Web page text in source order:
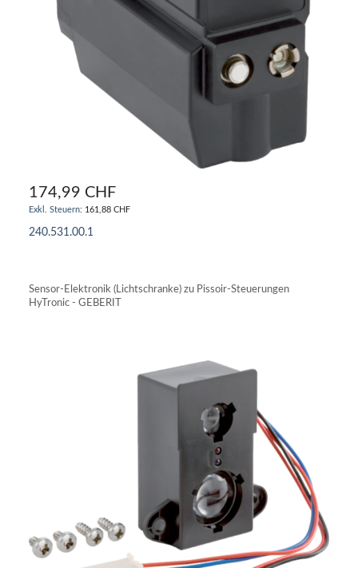
174,99 CHF
161,88 CHF
240.531.00.1
Sensor-Elektronik (Lichtschranke) zu Pissoir-Steuerungen
HyTronic - GEBERIT